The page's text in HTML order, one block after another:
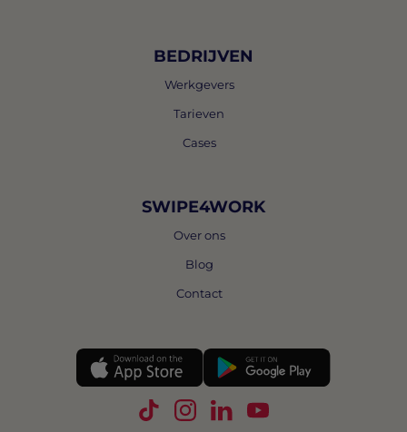
BEDRIJVEN
Werkgevers
Tarieven
Cases
SWIPE4WORK
Over ons
Blog
Contact
Volg Swipe4Work op TikTok
Volg Swipe4Work op
Volg Swipe4Work op
Volg Swipe4Work